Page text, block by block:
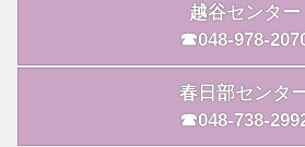
越谷センター
☎048-978-
春日部センタ
☎048-738-